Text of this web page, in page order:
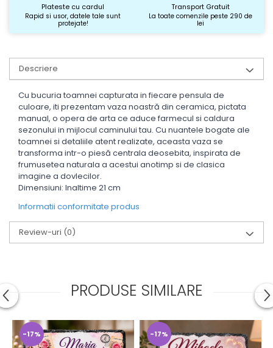
Plateste cu cardul
Rapid si usor, datele tale sunt
protejate!
Transport Gratuit
La toate comenzile peste 290 de
lei
Descriere
Cu bucuria toamnei capturata in fiecare pensula de
culoare, iti prezentam vaza noastră din ceramica, pictata
manual, o opera de arta ce aduce farmecul si caldura
sezonului in mijlocul caminului tau. Cu nuantele bogate ale
toamnei si detaliile atent realizate, aceasta vaza se
transforma intr-o piesă centrala deosebita, inspirata de
frumusetea naturala a acestui anotimp si de clasica
imagine a dovlecilor.
Dimensiuni: Inaltime 21 cm
Informatii conformitate produs
Review-uri (0)
PRODUSE SIMILARE
-17% -17%